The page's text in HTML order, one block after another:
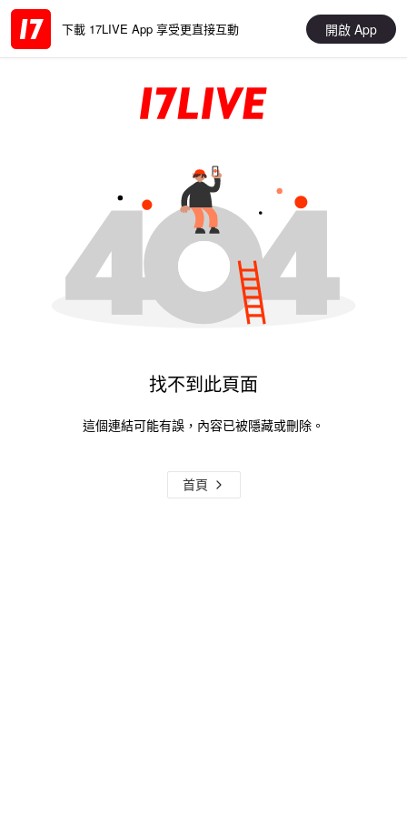
下載 17LIVE App 享受更直接互動 開啟 App
找不到此頁面
這個連結可能有誤，內容已被隱藏或刪除。
首頁